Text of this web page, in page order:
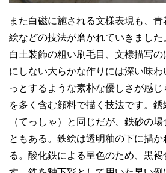
また白磁に施される文様表現も、
絵などの技法が磨かれていきまし
白土装飾の粗い刷毛目、文様描写
にしない大らかな作りには深い味
っとするような素朴な優しさが感
を多く含む顔料で描く技法です。
（てっしゃ）と同じだが、鉄砂の
ともある。鉄絵は透明釉の下に描
る。酸化鉄による呈色のため、黒褐